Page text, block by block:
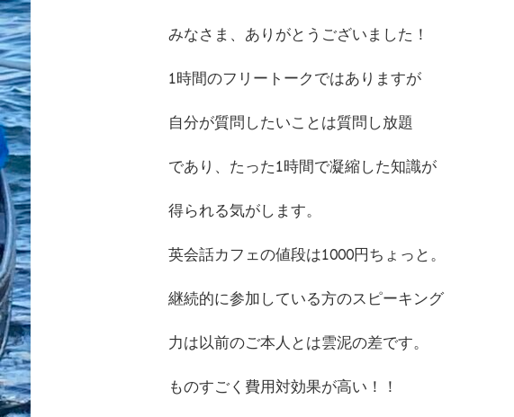
みなさま、ありがとうございました！
1時間のフリートークではありますが
自分が質問したいことは質問し放題
であり、たった1時間で凝縮した知識が
得られる気がします。
英会話カフェの値段は1000円ちょっと。
継続的に参加している方のスピーキング
力は以前のご本人とは雲泥の差です。
ものすごく費用対効果が高い！！